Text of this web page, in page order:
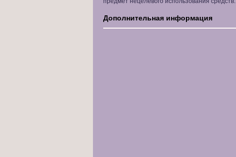
Дополнительная информация